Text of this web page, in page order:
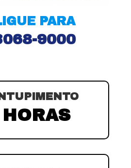
PARA
9000